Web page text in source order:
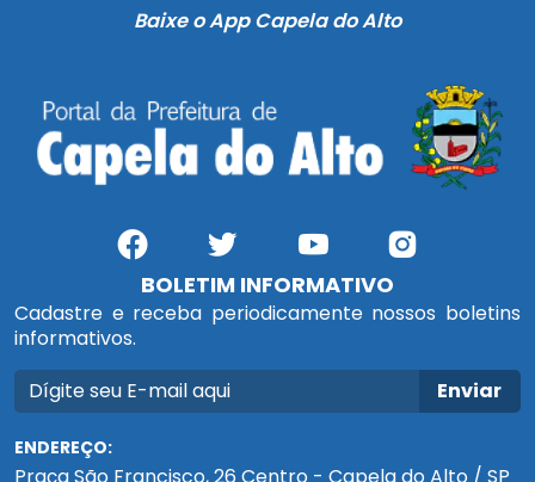
Baixe o App Capela do Alto
BOLETIM INFORMATIVO
Cadastre e receba periodicamente nossos boletins
informativos.
Enviar
ENDEREÇO:
Praça São Francisco, 26 Centro - Capela do Alto / SP